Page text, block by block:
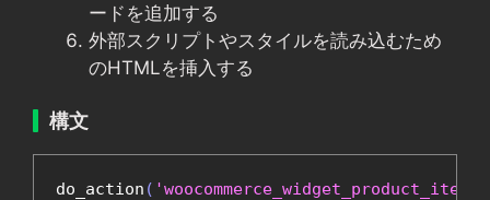
ードを追加する
外部スクリプトやスタイルを読み込むため
のHTMLを挿入する
構文
do_action (